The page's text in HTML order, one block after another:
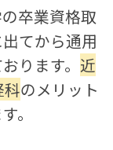
卒業資格取
てから通用
ります。 近
のメリット
。